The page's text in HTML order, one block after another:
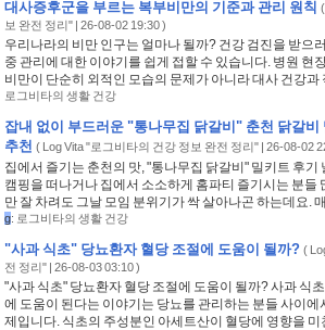
대사증후군을 부르는 복부비만의 기준과 관리 원칙 (
보 완전 정리"| 26-08-02 19:30 )
우리나라의 비만 인구는 얼마나 될까? 건강 검진을 받으
중 관리에 대한 이야기를 쉽게 접할 수 있습니다. 병원 현
비만이 단순히 외적인 모습의 문제가 아니라 대사 건강과
로그비타의 생활 건강
잡내 없이 부드러운 "통나무집 닭갈비" 춘천 닭갈비
추천 ( Log Vita "로그비타의 건강 정보 완전 정리"| 26-08-02
집에서 즐기는 춘천의 맛, "통나무집 닭갈비" 밀키트 후
캠핑을 떠나거나 집에서 소소하게 홈파티 즐기시는 분들
만 잘 차려도 그날 모임 분위기가 싹 살아나곤 하는데요.
g: 로그비타의 생활 건강
"사과 식초" 당뇨환자 혈당 조절에 도움이 될까? (
전 정리"| 26-08-03 03:10 )
"사과 식초" 당뇨환자 혈당 조절에 도움이 될까? 사과 식
에 도움이 된다는 이야기는 당뇨를 관리하는 분들 사이에
제입니다. 식초의 주성분인 아세트산이 혈당에 영향을 미